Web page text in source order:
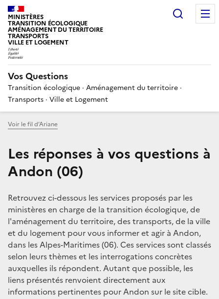
MINISTÈRES
TRANSITION ÉCOLOGIQUE
AMÉNAGEMENT DU TERRITOIRE
TRANSPORTS
VILLE ET LOGEMENT
Vos Questions
Transition écologique · Aménagement du territoire ·
Transports · Ville et Logement
Voir le fil d’Ariane
Les réponses à vos questions à
Andon (06)
Retrouvez ci-dessous les services proposés par les
ministères en charge de la transition écologique, de
l'aménagement du territoire, des transports, de la ville
et du logement pour vous informer et agir à Andon,
dans les Alpes-Maritimes (06). Ces services sont classés
selon leurs thèmes et les interrogations concrètes
auxquelles ils répondent. Autant que possible, les
liens présentés renvoient directement aux
informations pertinentes pour Andon sur le site cible.